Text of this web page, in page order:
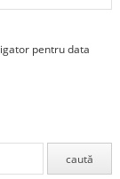
pentru data